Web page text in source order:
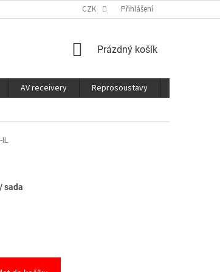
CZK Přihlášení
NÁKUPNÍ
Prázdný košík
AV receivery Reprosoustavy
IL
/ sada